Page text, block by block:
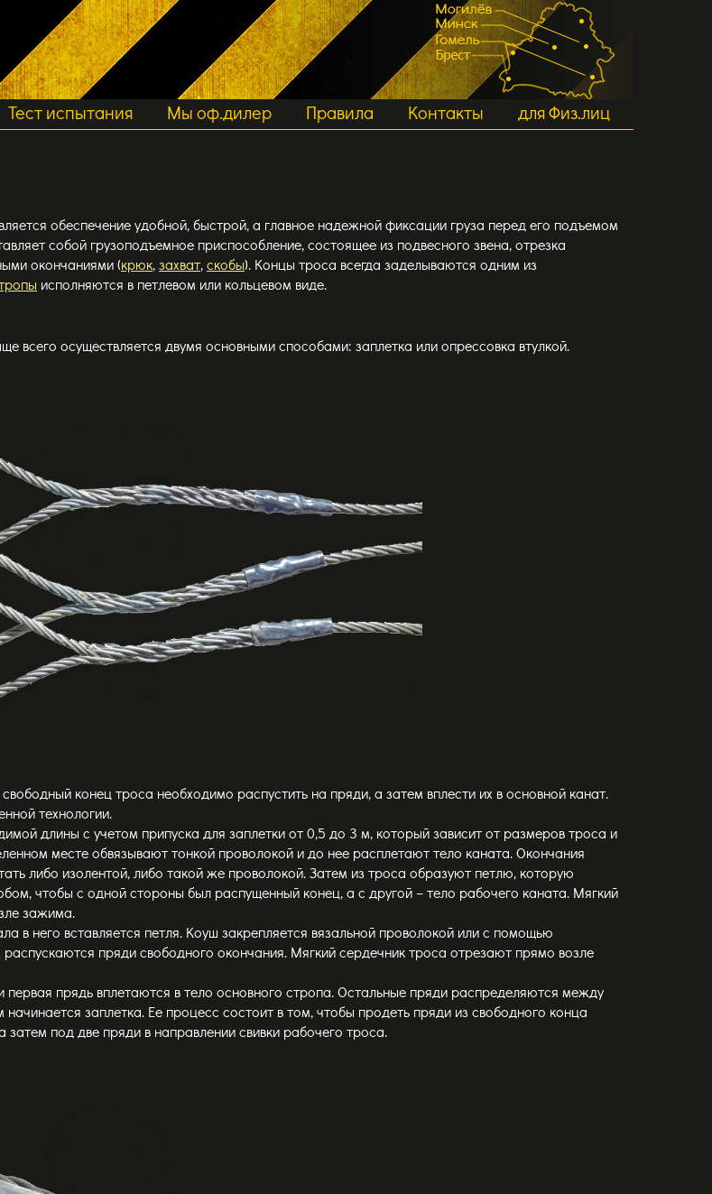
Тест испытания Мы оф.дилер Правила Контакты для Физ.лиц
обеспечение удобной, быстрой, а главное надежной фиксации груза перед его подъемом
собой грузоподъемное приспособление, состоящее из подвесного звена, отрезка
окончаниями (крюк,захват,скобы). Концы троса всегда заделываются одним из
исполняются в петлевом или кольцевом виде.
всего осуществляется двумя основными способами: заплетка или опрессовка втулкой.
конец троса необходимо распустить на пряди, а затем вплести их в основной канат.
технологии.
длины с учетом припуска для заплетки от 0,5 до 3 м, который зависит от размеров троса и
месте обвязывают тонкой проволокой и до нее расплетают тело каната. Окончания
либо изолентой, либо такой же проволокой. Затем из троса образуют петлю, которую
чтобы с одной стороны был распущенный конец, а с другой – тело рабочего каната. Мягкий
зажима.
в него вставляется петля. Коуш закрепляется вязальной проволокой или с помощью
пряди свободного окончания. Мягкий сердечник троса отрезают прямо возле
первая прядь вплетаются в тело основного стропа. Остальные пряди распределяются между
заплетка. Ее процесс состоит в том, чтобы продеть пряди из свободного конца
затем под две пряди в направлении свивки рабочего троса.